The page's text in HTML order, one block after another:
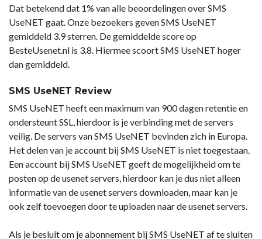
Dat betekend dat 1% van alle beoordelingen over SMS
UseNET gaat. Onze bezoekers geven SMS UseNET
gemiddeld 3.9 sterren. De gemiddelde score op
BesteUsenet.nl is 3.8. Hiermee scoort SMS UseNET hoger
dan gemiddeld.
SMS UseNET Review
SMS UseNET heeft een maximum van 900 dagen retentie en
ondersteunt SSL, hierdoor is je verbinding met de servers
veilig. De servers van SMS UseNET bevinden zich in Europa.
Het delen van je account bij SMS UseNET is niet toegestaan.
Een account bij SMS UseNET geeft de mogelijkheid om te
posten op de usenet servers, hierdoor kan je dus niet alleen
informatie van de usenet servers downloaden, maar kan je
ook zelf toevoegen door te uploaden naar de usenet servers.
Als je besluit om je abonnement bij SMS UseNET af te sluiten